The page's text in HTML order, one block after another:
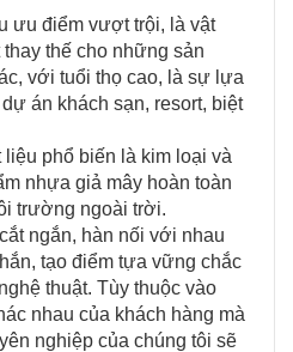
ưu điểm vượt trội, là vật
thế cho những sản
với tuổi thọ cao, là sự lựa
án khách sạn, resort, biệt
phổ biến là kim loại và
nhựa giả mây hoàn toàn
trường ngoài trời.
ngắn, hàn nối với nhau
tạo điểm tựa vững chắc
thuật. Tùy thuộc vào
nhau của khách hàng mà
nghiệp của chúng tôi sẽ